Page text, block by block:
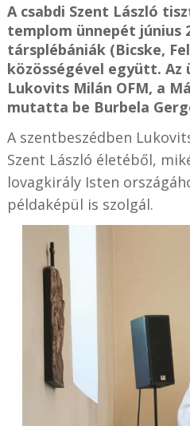
A csabdi Szent László
templom ünnepét
társplébániák (Bicske,
közösségével együtt. Az
Lukovits Milán OFM, a
mutatta be Burbela
A szentbeszédben
Szent László életéből,
lovagkirály Isten
példaképül is szolgál.